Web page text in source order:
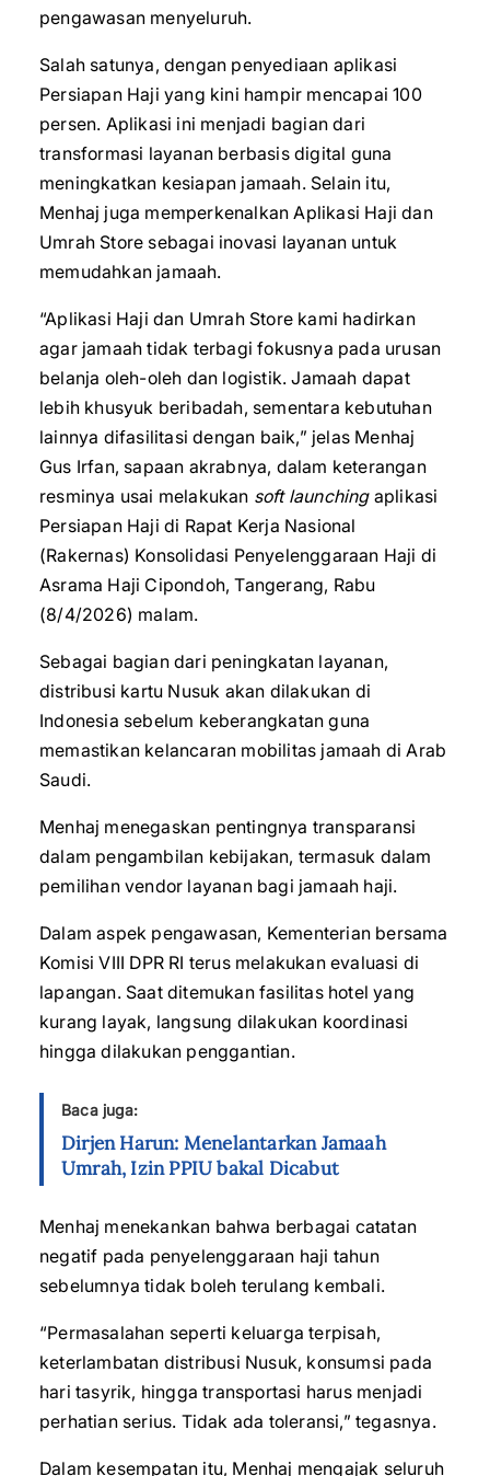
pengawasan menyeluruh.
Salah satunya, dengan penyediaan aplikasi
Persiapan Haji yang kini hampir mencapai 100
persen. Aplikasi ini menjadi bagian dari
transformasi layanan berbasis digital guna
meningkatkan kesiapan jamaah. Selain itu,
Menhaj juga memperkenalkan Aplikasi Haji dan
Umrah Store sebagai inovasi layanan untuk
memudahkan jamaah.
“Aplikasi Haji dan Umrah Store kami hadirkan
agar jamaah tidak terbagi fokusnya pada urusan
belanja oleh-oleh dan logistik. Jamaah dapat
lebih khusyuk beribadah, sementara kebutuhan
lainnya difasilitasi dengan baik,” jelas Menhaj
Gus Irfan, sapaan akrabnya, dalam keterangan
resminya usai melakukan soft launchingaplikasi
Persiapan Haji di Rapat Kerja Nasional
(Rakernas) Konsolidasi Penyelenggaraan Haji di
Asrama Haji Cipondoh, Tangerang, Rabu
(8/4/2026) malam.
Sebagai bagian dari peningkatan layanan,
distribusi kartu Nusuk akan dilakukan di
Indonesia sebelum keberangkatan guna
memastikan kelancaran mobilitas jamaah di Arab
Saudi.
Menhaj menegaskan pentingnya transparansi
dalam pengambilan kebijakan, termasuk dalam
pemilihan vendor layanan bagi jamaah haji.
Dalam aspek pengawasan, Kementerian bersama
Komisi VIII DPR RI terus melakukan evaluasi di
lapangan. Saat ditemukan fasilitas hotel yang
kurang layak, langsung dilakukan koordinasi
hingga dilakukan penggantian.
Baca juga:
Dirjen Harun: Menelantarkan Jamaah
Umrah, Izin PPIU bakal Dicabut
Menhaj menekankan bahwa berbagai catatan
negatif pada penyelenggaraan haji tahun
sebelumnya tidak boleh terulang kembali.
“Permasalahan seperti keluarga terpisah,
keterlambatan distribusi Nusuk, konsumsi pada
hari tasyrik, hingga transportasi harus menjadi
perhatian serius. Tidak ada toleransi,” tegasnya.
Dalam kesempatan itu, Menhaj mengajak seluruh